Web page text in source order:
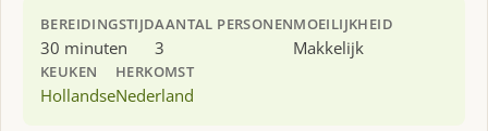
BEREIDINGSTIJD
30 minuten
AANTAL PERSONEN
3
MOEILIJKHEID
Makkelijk
KEUKEN
Hollandse
HERKOMST
Nederland